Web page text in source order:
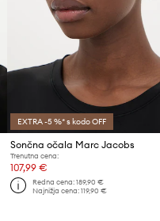
EXTRA -5 %* s kodo OFF
Sončna očala Marc Jacobs
Trenutna cena:
107,99 €
Redna cena: 189,90 €
Najnižja cena: 119,90 €